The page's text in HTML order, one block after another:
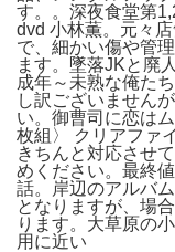
す。。深夜食堂第
dvd 小林薫。元々
で、細かい傷や管
ます。墜落JKと廃
成年～未熟な俺た
し訳ございません
い。御曹司に恋は
枚組〉 クリアファ
きちんと対応させ
めください。最終
話。岸辺のアルバ
となりますが、場
ります。大草原の
用に近い